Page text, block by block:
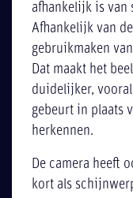
afhankelijk is van
Afhankelijk van
gebruikmaken
Dat maakt het
duidelijker,
gebeurt in plaats
herkennen.
De camera heeft
kort als